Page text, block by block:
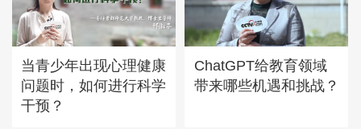
当青少年出现心理健康
问题时，如何进行科学
干预？
ChatGPT给教育领域
带来哪些机遇和挑战？